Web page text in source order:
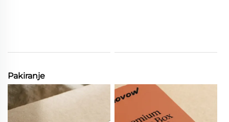
Pakiranje